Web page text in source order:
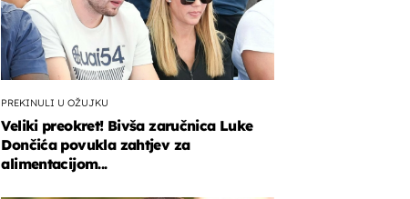
PREKINULI U OŽUJKU
Veliki preokret! Bivša zaručnica Luke
Dončića povukla zahtjev za
alimentacijom...